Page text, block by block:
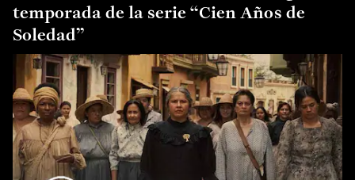
temporada de la serie “Cien Años de
Soledad”